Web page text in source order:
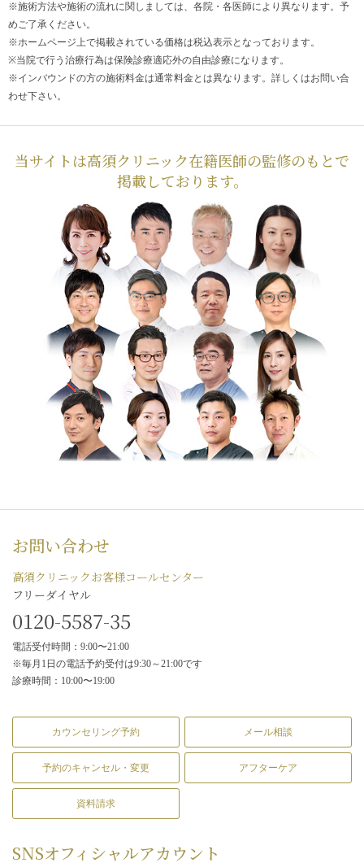
※施術方法や施術の流れに関しましては、各院・各医師により異なります。予
めご了承ください。
※ホームページ上で掲載されている価格は税込表示となっております。
※当院で行う治療行為は保険診療適応外の自由診療になります。
※インバウンドの方の施術料金は通常料金とは異なります。詳しくはお問い合
わせ下さい。
当サイトは高須クリニック在籍医師の監修のもとで
掲載しております。
お問い合わせ
高須クリニックお客様コールセンター
フリーダイヤル
0120-5587-35
電話受付時間：9:00〜21:00
※毎月1日の電話予約受付は9:30～21:00です
診療時間：10:00〜19:00
カウンセリング予約 メール相談
予約のキャンセル・変更 アフターケア
資料請求
SNSオフィシャルアカウント